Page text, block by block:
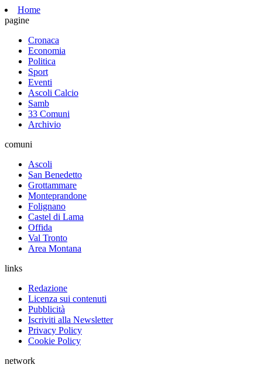
Home
pagine
Cronaca
Economia
Politica
Sport
Eventi
Ascoli Calcio
Samb
33 Comuni
Archivio
comuni
Ascoli
San Benedetto
Grottammare
Monteprandone
Folignano
Castel di Lama
Offida
Val Tronto
Area Montana
links
Redazione
Licenza sui contenuti
Pubblicità
Iscriviti alla Newsletter
Privacy Policy
Cookie Policy
network